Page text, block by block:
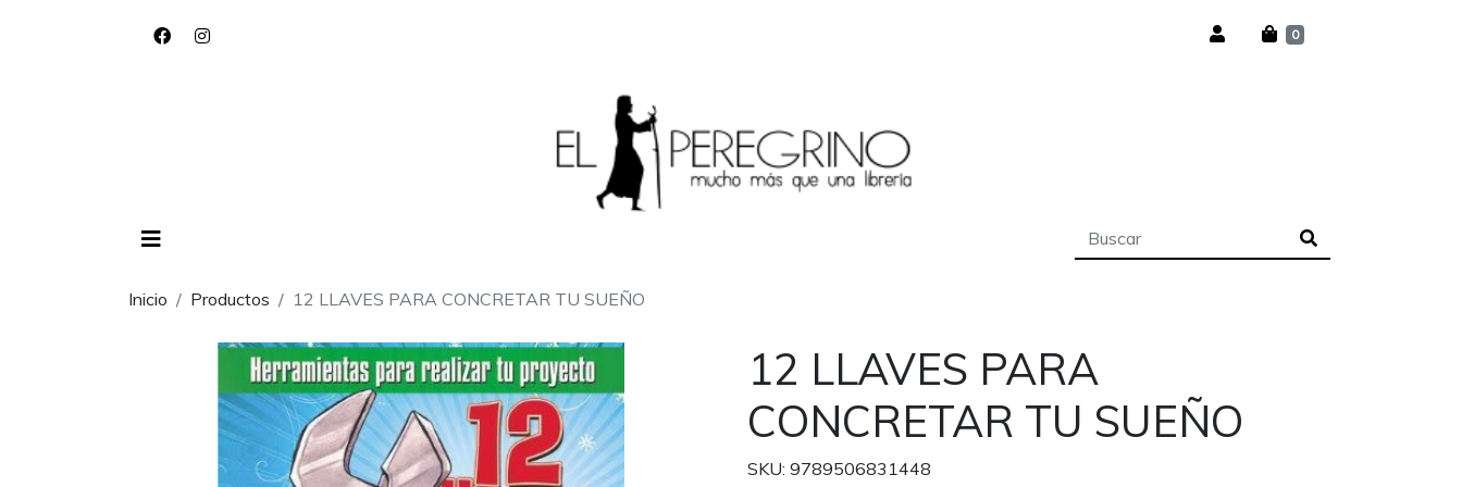
0
Inicio Productos 12 LLAVES PARA CONCRETAR TU SUEÑO
12 LLAVES PARA
CONCRETAR TU SUEÑO
SKU: 9789506831448